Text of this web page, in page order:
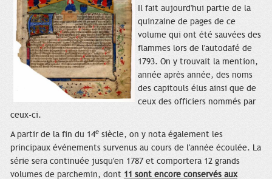
Il fait aujourd'hui partie de la
quinzaine de pages de ce
volume qui ont été sauvées des
flammes lors de l'autodafé de
1793. On y trouvait la mention,
année après année, des noms
des capitouls élus ainsi que de
ceux des officiers nommés par
ceux-ci.
A partir de la fin du 14e siècle, on y nota également les
principaux événements survenus au cours de l'année écoulée. La
série sera continuée jusqu'en 1787 et comportera 12 grands
volumes de parchemin, dont 11 sont encore conservés aux